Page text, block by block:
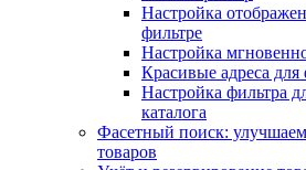
Настройка
фильтре
Настройка
Красивые адреса для
Настройка фильтра
каталога
Фасетный поиск: улучшаем
товаров